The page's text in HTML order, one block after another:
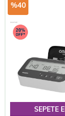
SEPETE
%40